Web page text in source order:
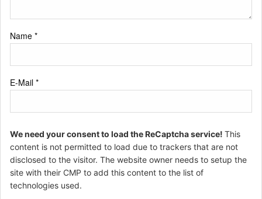
Name *
E-Mail *
We need your consent to load the ReCaptcha service! This
content is not permitted to load due to trackers that are not
disclosed to the visitor. The website owner needs to setup the
site with their CMP to add this content to the list of
technologies used.